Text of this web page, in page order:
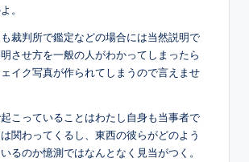
。
裁判所で鑑定などの場合には当然説明で
させ方を一般の人がわかってしまったら
イク写真が作られてしまうので言えませ
こっていることはわたし自身も当事者で
関わってくるし、東西の彼らがどのよう
るのか憶測ではなんとなく見当がつく。